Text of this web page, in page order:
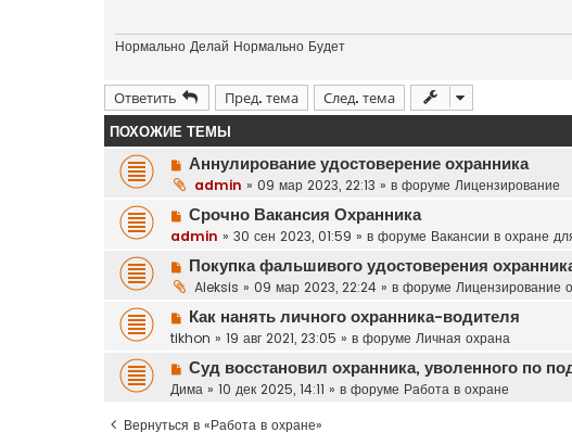
Нормально Делай Нормально Будет
Ответить Пред. тема След. тема
ПОХОЖИЕ ТЕМЫ
Н
о
о
е
о
щ
н
и
Аннулирование удостоверение охранника
admin » 09 мар 2023, 22:13 » в форуме Лицензирование
Н
о
о
е
о
о
б
щ
н
Срочно Вакансия Охранника
admin » 30 сен 2023, 01:59 » в форуме Вакансии в охране
Н
о
о
е
с
о
б
Покупка фальшивого удостоверения
Aleksis » 09 мар 2023, 22:24 » в форуме Лицензирование
Н
о
о
е
о
Как нанять личного охранника-водителя
tikhon » 19 авг 2021, 23:05 » в форуме Личная охрана
Н
о
о
Суд восстановил охранника, уволенного по
Дима » 10 дек 2025, 14:11 » в форуме Работа в охране
Вернуться в «Работа в охране»